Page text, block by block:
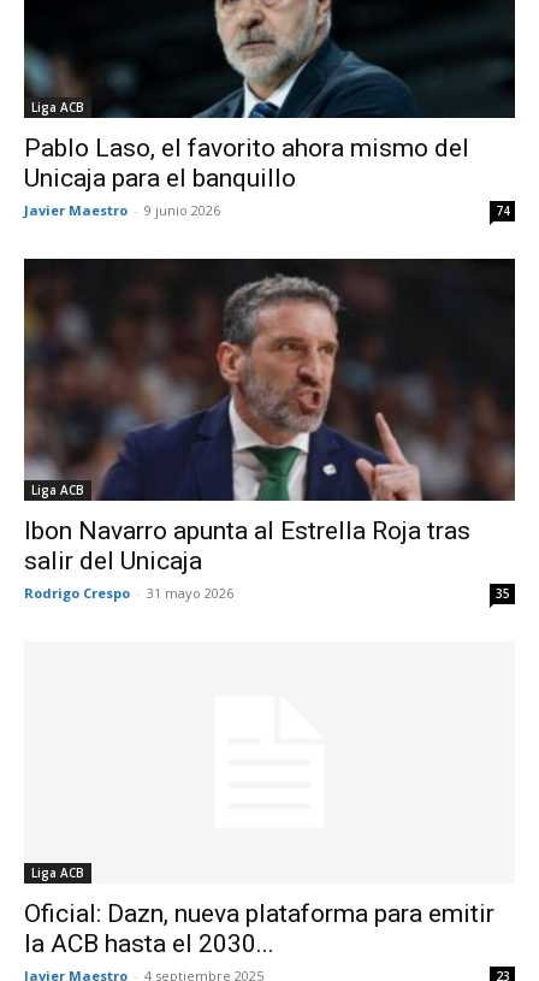
Liga ACB
Pablo Laso, el favorito ahora mismo del
Unicaja para el banquillo
Javier Maestro - 9 junio 2026 74
Liga ACB
Ibon Navarro apunta al Estrella Roja tras
salir del Unicaja
Rodrigo Crespo - 31 mayo 2026 35
Liga ACB
Oficial: Dazn, nueva plataforma para emitir
la ACB hasta el 2030...
Javier Maestro - 4 septiembre 2025 23